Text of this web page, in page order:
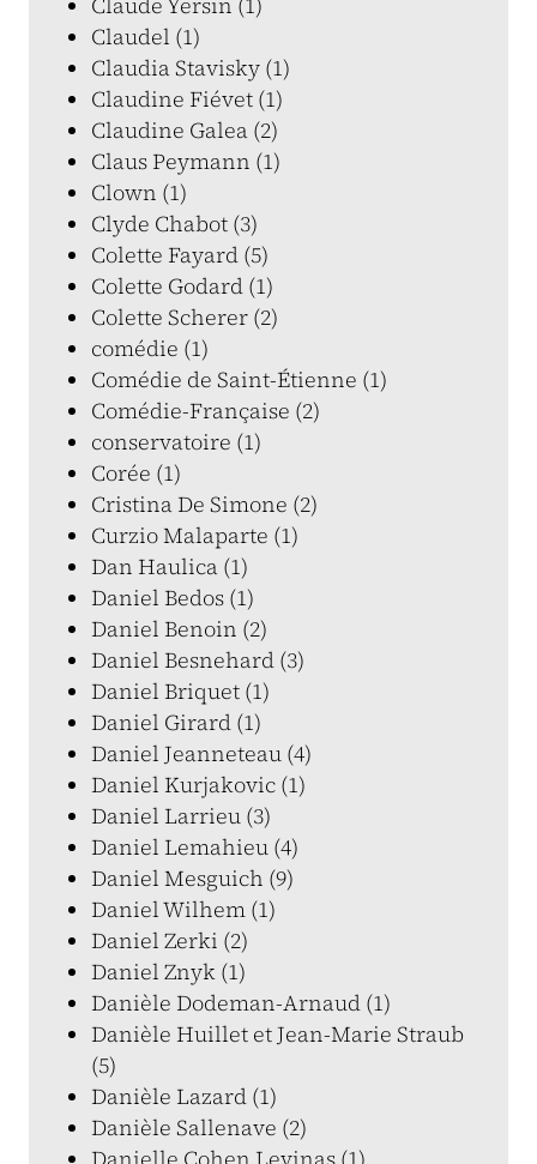
Claudel (1)
Claudia Stavisky (1)
Claudine Fiévet (1)
Claudine Galea (2)
Claus Peymann (1)
Clown (1)
Clyde Chabot (3)
Colette Fayard (5)
Colette Godard (1)
Colette Scherer (2)
comédie (1)
Comédie de Saint-Étienne (1)
Comédie-Française (2)
conservatoire (1)
Corée (1)
Cristina De Simone (2)
Curzio Malaparte (1)
Dan Haulica (1)
Daniel Bedos (1)
Daniel Benoin (2)
Daniel Besnehard (3)
Daniel Briquet (1)
Daniel Girard (1)
Daniel Jeanneteau (4)
Daniel Kurjakovic (1)
Daniel Larrieu (3)
Daniel Lemahieu (4)
Daniel Mesguich (9)
Daniel Wilhem (1)
Daniel Zerki (2)
Daniel Znyk (1)
Danièle Dodeman-Arnaud (1)
Danièle Huillet et Jean-Marie Straub
(5)
Danièle Lazard (1)
Danièle Sallenave (2)